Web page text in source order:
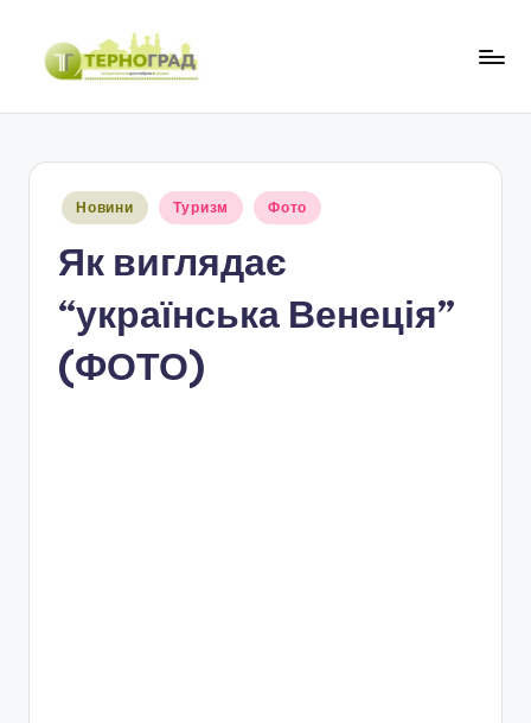
Перейти
Опубліковано
Новини Туризм Фото
Як виглядає
“українська Венеція”
(ФОТО)